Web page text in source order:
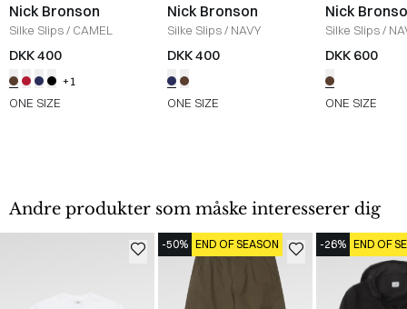
Nick Bronson
Silke Slips/ CAMEL
DKK 400
+1
ONE SIZE
Nick Bronson
Silke Slips/ NAVY
DKK 400
ONE SIZE
Nick
Silke Slips/
DKK 600
ONE SIZE
Andre produkter som måske interesserer dig
-50% END OF SEASON -26% END OF